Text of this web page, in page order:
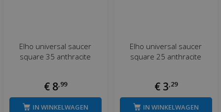
Elho universal saucer
square 35 anthracite
€ 8,99
IN WINKELWAGEN
Elho universal saucer
square 25 anthracite
€ 3,29
IN WINKELWAGEN